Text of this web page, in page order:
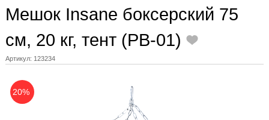
Мешок Insane боксерский 75
см, 20 кг, тент (PB-01)
Артикул: 123234
20%